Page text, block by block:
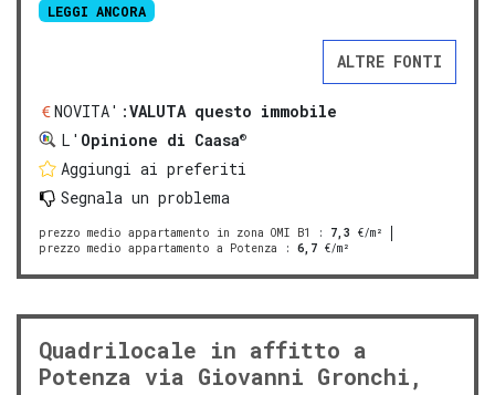
LEGGI ANCORA
ALTRE FONTI
NOVITA':VALUTA questo immobile
L' Opinione di Caasa®
Aggiungi ai preferiti
Segnala un problema
prezzo medio appartamento in zona OMI B1 : 7,3 €/m²
prezzo medio appartamento a Potenza : 6,7 €/m²
Quadrilocale in affitto a
Potenza via Giovanni Gronchi,